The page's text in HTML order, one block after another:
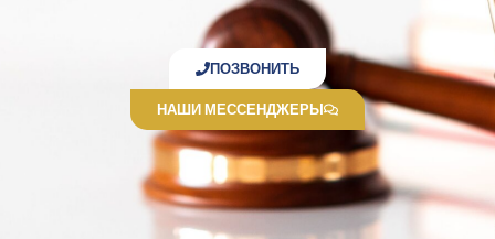
ПОЗВОНИТЬ
НАШИ МЕССЕНДЖЕРЫ